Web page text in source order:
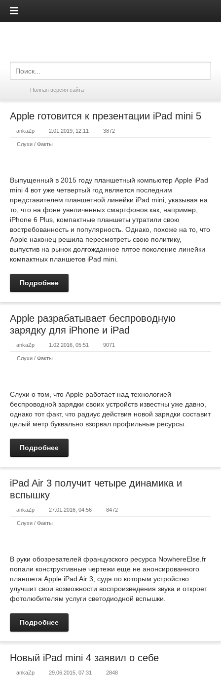
iPadis.ru
Полная версия сайта
Apple готовится к презентации iPad mini 5
ankaZp 2.01.2019, 12:11 3872
Слухи / Факты
Выпущенный в 2015 году планшетный компьютер Apple iPad
mini 4 вот уже четвертый год является последним
представителем планшетной линейки iPad mini, указывая на
то, что на фоне увеличенных смартфонов как, например,
iPhone 6 Plus, компактные планшеты утратили свою
востребованность и популярность. Однако, похоже на то, что
Apple наконец решила пересмотреть свою политику,
выпустив на рынок долгожданное пятое поколение линейки
компактных планшетов iPad mini.
Подробнее
Apple разрабатывает беспроводную
зарядку для iPhone и iPad
ankaZp 1.02.2016, 05:51 9071
Слухи / Факты
Слухи о том, что Apple работает над технологией
беспроводной зарядки своих устройств известны уже давно,
однако тот факт, что радиус действия новой зарядки составит
целый метр буквально взорвал профильные ресурсы.
Подробнее
iPad Air 3 получит четыре динамика и
вспышку
ankaZp 27.01.2016, 04:56 8472
Слухи / Факты
В руки обозревателей французского ресурса NowhereElse.fr
попали конструктивные чертежи еще не анонсированного
планшета Apple iPad Air 3, судя по которым устройство
улучшит свои возможности воспроизведения звука и откроет
фотолюбителям услуги светодиодной вспышки.
Подробнее
Новый iPad mini 4 заявил о себе
ankaZp 29.06.2015, 07:31 2848